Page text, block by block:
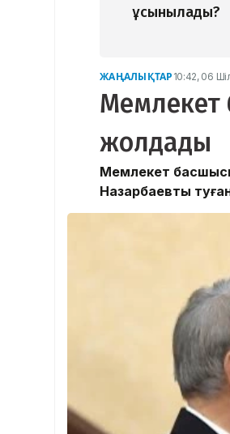
ұсынылады?
ЖАҢАЛЫҚТАР 10:42, 06
Мемлекет
жолдады
Мемлекет
Назарбаевты